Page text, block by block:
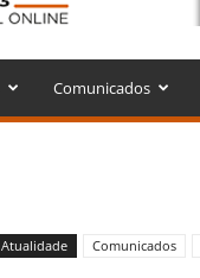
Comunicados
Atualidade Comunicados